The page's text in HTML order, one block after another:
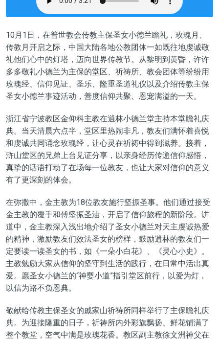
10月1日，在普世教会传教主保圣女小德兰瞻礼，玫瑰月、
传教月开启之际，中国大陆各地公教团体一如既往地虔诚敬
礼他们心中的灯塔，迈向世界传教节。从黎明到黄昏，许许
多多敬礼小德兰为主保的堂区、祈祷所、教会团体等纷纷用
玫瑰经、信仰见证、圣乐、隆重圣道礼仪以及介绍传教主保
圣女小德兰事迹活动，善度信仰共聚、恩宠满溢的一天。
浙江省宁波教区金仰科主教在逍林小德兰堂主持本堂瞻礼庆
典。当天清晨六点半，堂区里热闹非凡，教友们满怀着喜悦
和虔诚共同诵念玫瑰经，让心灵在祈祷中得到滋养。接着，
浒山堂区的兄弟上台见证分享，以亲身经历传递信仰感悟，
真挚的话语打动了在场每一位教友，也让大家对信仰的意义
有了更深刻的体会。
在弥撒中，金主教为18位教友施行坚振圣事。他们通过接受
金主教的覆手和傅坚振圣油，开启了信仰旅程的新阶段。讲
道中，金主教深入浅出地介绍了圣女小德兰对天主虔诚热爱
的精神，激励教友们效法圣女的榜样，鼓励逍林的教友们一
定要读一读圣女的书，如《一朵小白花》、《灵心小史》。
主教勉励大家从信仰的坚守到生活的践行，在日常中活出真
爱。愿圣女小德兰的“神婴小道”指引堂区前行，以爱为灯，
以信为路不负恩典。
敬献给传教主保圣女的戚家山祈祷所同样举行了主保瞻礼庆
典。为迎接隆重的日子，祈祷所内外彩旗飘扬、鲜花铺满了
整个教堂，空气中满是玫瑰花香。教区副主教徐文洲神父在